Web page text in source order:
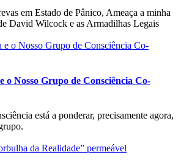
em Estado de Pânico, Ameaça a minha
David Wilcock e as Armadilhas Legais
o Nosso Grupo de Consciência Co-
está a ponderar, precisamente agora,